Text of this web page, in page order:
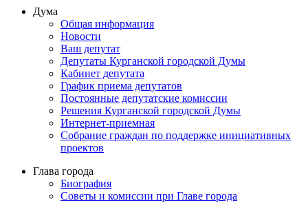
Дума
Общая информация
Новости
Ваш депутат
Депутаты Курганской городской Думы
Кабинет депутата
График приема депутатов
Постоянные депутатские комиссии
Решения Курганской городской Думы
Интернет-приемная
Собрание граждан по поддержке инициативных
проектов
Глава города
Биография
Советы и комиссии при Главе города